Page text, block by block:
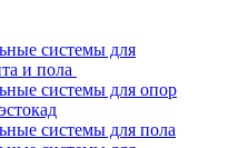
системы для
и пола
системы для опор
системы для пола